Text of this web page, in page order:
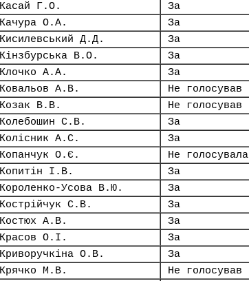
Касай Г.О.
За
Качура О.А.
За
Кисилевський Д.Д.
За
Кінзбурська В.О.
За
Клочко А.А.
За
Ковальов А.В.
Не голосував
Козак В.В.
Не голосував
Колебошин С.В.
За
Колісник А.С.
За
Копанчук О.Є.
Не голосувала
Копитін І.В.
За
Короленко-Усова В.Ю.
За
Кострійчук С.В.
За
Костюх А.В.
За
Красов О.І.
За
Криворучкіна О.В.
За
Крячко М.В.
Не голосував